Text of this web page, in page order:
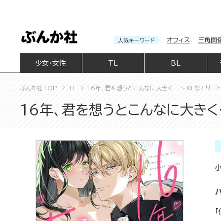
人気キーワード オフィス 三角関
少女・女性 BL
ぶんか社TOP TL 16年、君を想うとこんなに大きく… ～XLなエリート
16年、君を想うとこんなに大き